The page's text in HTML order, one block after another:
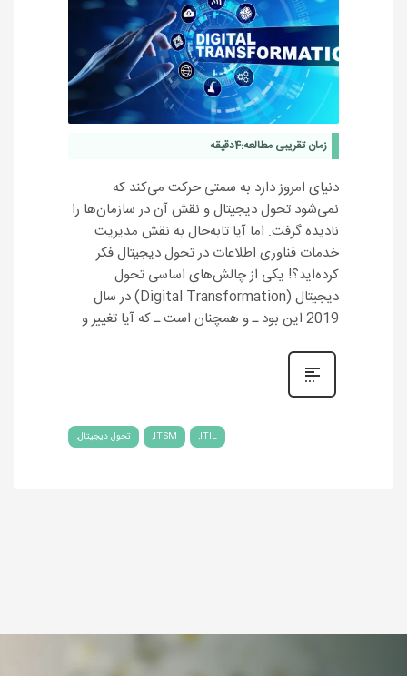
زمان تقریبی مطالعه:4دقیقه
دنیای امروز دارد به سمتی حرکت می‌کند که
نمی‌شود تحول دیجیتال و نقش آن در سازمان‌ها را
نادیده گرفت. اما آیا تابه‌حال به نقش مدیریت
خدمات فناوری اطلاعات در تحول دیجیتال فکر
کرده‌اید؟! یکی از چالش‌های اساسی تحول
دیجیتال (Digital Transformation) در سال
2019 این بود ـ و همچنان است ـ که آیا تغییر و
ITIL
ITSM تحول دیجیتال